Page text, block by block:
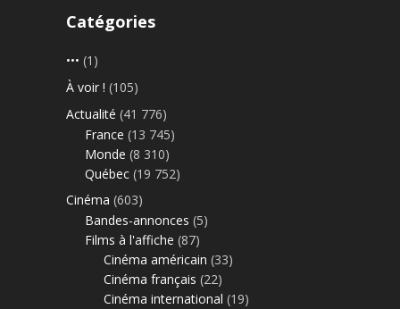
Catégories
••• (1)
À voir ! (105)
Actualité (41 776)
France (13 745)
Monde (8 310)
Québec (19 752)
Cinéma (603)
Bandes-annonces (5)
Films à l'affiche (87)
Cinéma américain (33)
Cinéma français (22)
Cinéma international (19)